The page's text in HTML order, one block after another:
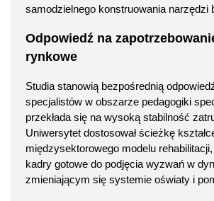
samodzielnego konstruowania narzędzi
Odpowiedź na
rynkowe
Studia stanowią bezpośrednią
specjalistów w obszarze pedagogiki
przekłada się na wysoką stabilność
Uniwersytet dostosował ścieżkę
międzysektorowego modelu
kadry gotowe do podjęcia wyzwań w
zmieniającym się systemie oświaty i